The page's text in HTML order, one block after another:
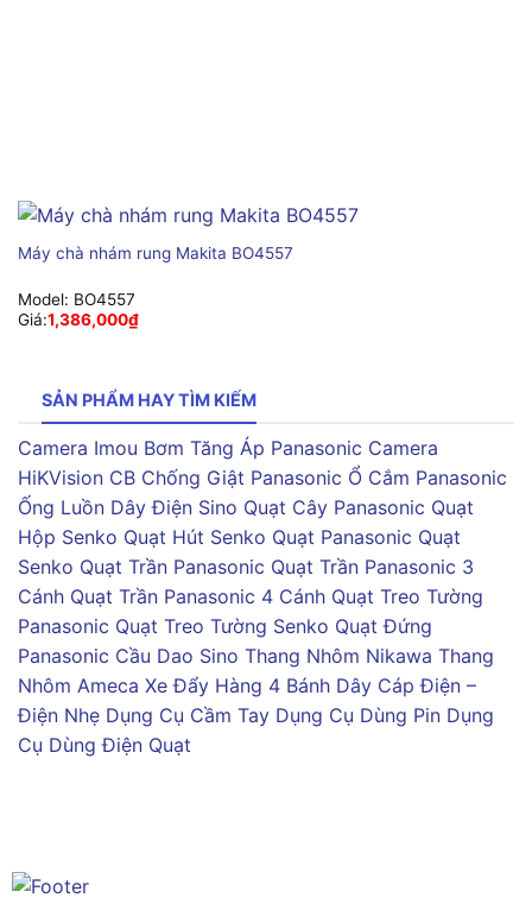
Máy chà nhám rung Makita BO4557
Model: BO4557
Giá:1,386,000₫
SẢN PHẨM HAY TÌM KIẾM
Camera Imou Bơm Tăng Áp Panasonic Camera
HiKVision CB Chống Giật Panasonic Ổ Cắm Panasonic
Ống Luồn Dây Điện Sino Quạt Cây Panasonic Quạt
Hộp Senko Quạt Hút Senko Quạt Panasonic Quạt
Senko Quạt Trần Panasonic Quạt Trần Panasonic 3
Cánh Quạt Trần Panasonic 4 Cánh Quạt Treo Tường
Panasonic Quạt Treo Tường Senko Quạt Đứng
Panasonic Cầu Dao Sino Thang Nhôm Nikawa Thang
Nhôm Ameca Xe Đẩy Hàng 4 Bánh Dây Cáp Điện –
Điện Nhẹ Dụng Cụ Cầm Tay Dụng Cụ Dùng Pin Dụng
Cụ Dùng Điện Quạt